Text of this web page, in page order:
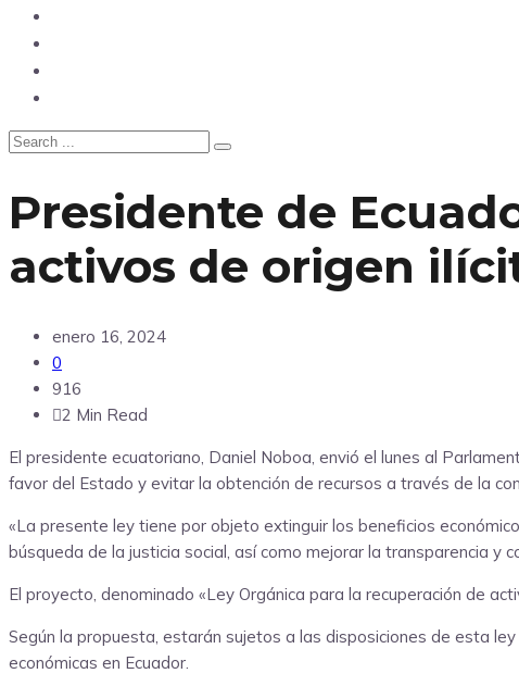
Presidente de
activos de origen
enero 16, 2024
0
916
2 Min Read
El presidente ecuatoriano, Daniel Noboa, envió el lunes al
favor del Estado y evitar la obtención de recursos a través de la
«La presente ley tiene por objeto extinguir los beneficios
búsqueda de la justicia social, así como mejorar la transparencia y
El proyecto, denominado «Ley Orgánica para la recuperación de
Según la propuesta, estarán sujetos a las disposiciones de esta
económicas en Ecuador.